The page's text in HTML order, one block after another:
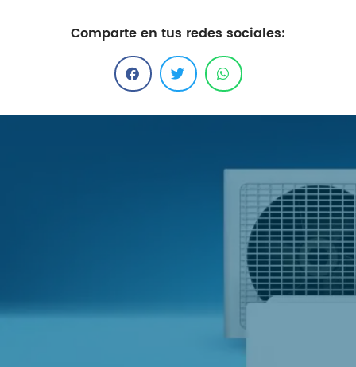
Comparte en tus redes sociales: